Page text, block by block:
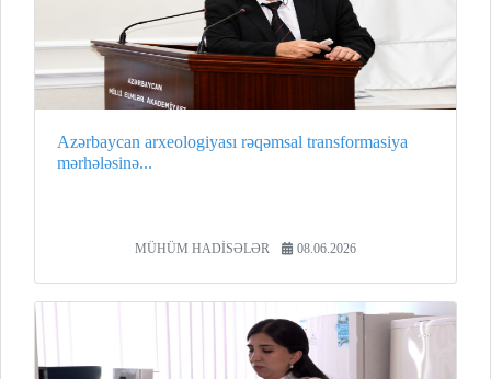
Azərbaycan arxeologiyası rəqəmsal transformasiya
mərhələsinə...
MÜHÜM HADİSƏLƏR 08.06.2026